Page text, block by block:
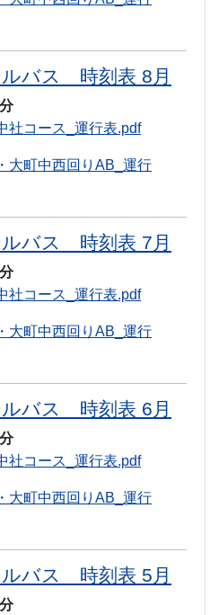
バス 時刻表 8月
社コース_運行表.pdf
大町中西回りAB_運行
バス 時刻表 7月
社コース_運行表.pdf
大町中西回りAB_運行
バス 時刻表 6月
社コース_運行表.pdf
大町中西回りAB_運行
バス 時刻表 5月